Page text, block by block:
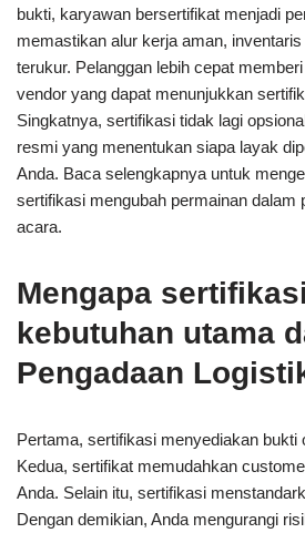
bukti, karyawan bersertifikat menjadi
memastikan alur kerja aman,
terukur. Pelanggan lebih cepat
vendor yang dapat menunjukkan
Singkatnya, sertifikasi tidak lagi
resmi yang menentukan siapa layak
Anda. Baca selengkapnya untuk
sertifikasi mengubah permainan dalam
acara.
Mengapa
kebutuhan utama
Pengadaan
Pertama, sertifikasi menyediakan bukti
Kedua, sertifikat memudahkan
Anda. Selain itu, sertifikasi
Dengan demikian, Anda mengurangi